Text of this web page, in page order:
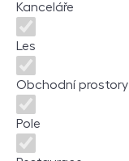
Kanceláře
Les
Obchodní prostory
Pole